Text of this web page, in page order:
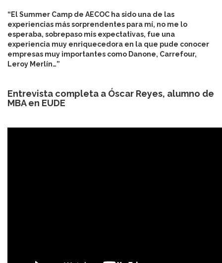
“El Summer Camp de AECOC ha sido una de las
experiencias más sorprendentes para mí, no me lo
esperaba, sobrepaso mis expectativas, fue una
experiencia muy enriquecedora en la que pude conocer
empresas muy importantes como Danone, Carrefour,
Leroy Merlín…”
Entrevista completa a Óscar Reyes, alumno de
MBA en EUDE